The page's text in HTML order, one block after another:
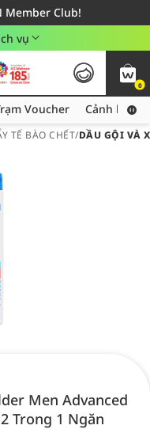
Member Club!
hàng từ 249,000Đ
vực TP. Hồ Chí Minh
vụ
0
Thu thập thêm voucher hot tại Trạm Voucher Voucher Cảnh báo
TẾ BÀO CHẾT/DẦU GỘI VÀ
Men Advanced
Trong 1 Ngăn